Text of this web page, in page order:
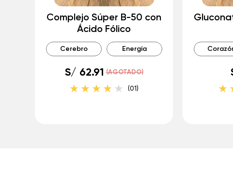
Complejo Súper B-50 con
Ácido Fólico
Cerebro Energía
S/ 62.91 (AGOTADO)
(01)